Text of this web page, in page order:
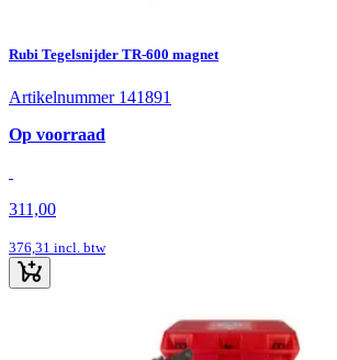
Rubi Tegelsnijder TR-600 magnet
Artikelnummer 141891
Op voorraad
311,00
376,31 incl. btw